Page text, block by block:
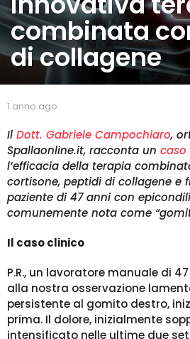
a
g
o
1
a
n
a
g
o
combinata
di collagene
b
s
p
a
l
l
a
1 anno ago
n
n
o
a
g
o
Il Dott. Gabriele Campochiaro,
Spallaonline.it, racconta un caso
l’efficacia della terapia
cortisone, peptidi di collagene e
paziente di 47 anni con
comunemente nota come
Il caso clinico
P.R., un lavoratore manuale di
alla nostra osservazione
persistente al gomito destro,
prima. Il dolore, inizialmente
intensificato nelle ultime due